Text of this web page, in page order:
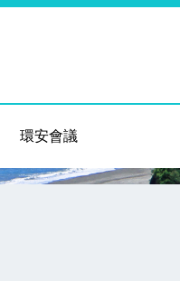
環安會議